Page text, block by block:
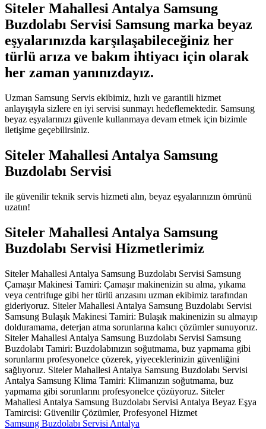
Siteler Mahallesi Antalya Samsung
Buzdolabı Servisi Samsung marka beyaz
eşyalarınızda karşılaşabileceğiniz her
türlü arıza ve bakım ihtiyacı için olarak
her zaman yanınızdayız.
Uzman Samsung Servis ekibimiz, hızlı ve garantili hizmet
anlayışıyla sizlere en iyi servisi sunmayı hedeflemektedir. Samsung
beyaz eşyalarınızı güvenle kullanmaya devam etmek için bizimle
iletişime geçebilirsiniz.
Siteler Mahallesi Antalya Samsung
Buzdolabı Servisi
ile güvenilir teknik servis hizmeti alın, beyaz eşyalarınızın ömrünü
uzatın!
Siteler Mahallesi Antalya Samsung
Buzdolabı Servisi Hizmetlerimiz
Siteler Mahallesi Antalya Samsung Buzdolabı Servisi Samsung
Çamaşır Makinesi Tamiri: Çamaşır makinenizin su alma, yıkama
veya centrifuge gibi her türlü arızasını uzman ekibimiz tarafından
gideriyoruz. Siteler Mahallesi Antalya Samsung Buzdolabı Servisi
Samsung Bulaşık Makinesi Tamiri: Bulaşık makinenizin su almayıp
dolduramama, deterjan atma sorunlarına kalıcı çözümler sunuyoruz.
Siteler Mahallesi Antalya Samsung Buzdolabı Servisi Samsung
Buzdolabı Tamiri: Buzdolabınızın soğutmama, buz yapmama gibi
sorunlarını profesyonelce çözerek, yiyeceklerinizin güvenliğini
sağlıyoruz. Siteler Mahallesi Antalya Samsung Buzdolabı Servisi
Antalya Samsung Klima Tamiri: Klimanızın soğutmama, buz
yapmama gibi sorunlarını profesyonelce çözüyoruz. Siteler
Mahallesi Antalya Samsung Buzdolabı Servisi Antalya Beyaz Eşya
Tamircisi: Güvenilir Çözümler, Profesyonel Hizmet
Samsung Buzdolabı Servisi Antalya